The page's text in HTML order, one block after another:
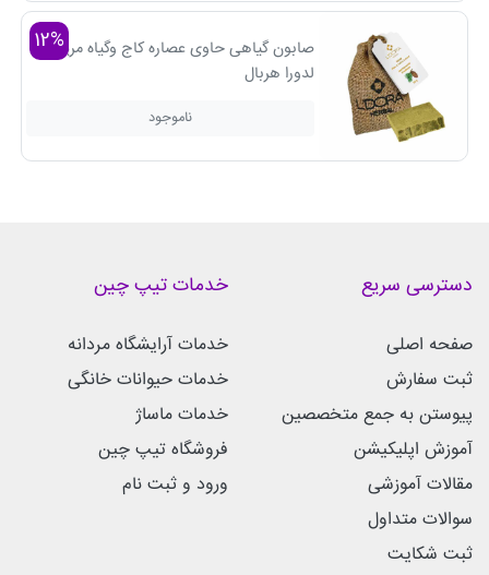
12%
صابون گیاهی حاوی عصاره‌ کاج وگیاه مریم‌گلی
لدورا هربال
ناموجود
دسترسی سریع
صفحه اصلی
ثبت سفارش
پیوستن به جمع متخصصین
آموزش اپلیکیشن
مقالات آموزشی
سوالات متداول
ثبت شکایت
خدمات تیپ چین
خدمات آرایشگاه مردانه
خدمات حیوانات خانگی
خدمات ماساژ
فروشگاه تیپ چین
ورود و ثبت نام